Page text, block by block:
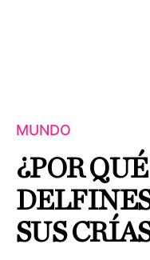
MUNDO
¿POR
SUS